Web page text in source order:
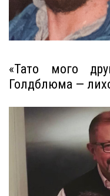
«Тато мого
Голдблюма —